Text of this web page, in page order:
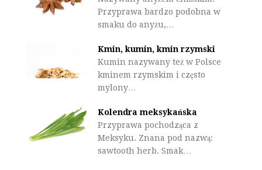
Przyprawa bardzo podobna w
smaku do anyżu,…
Kmin, kumin, kmin rzymski
Kumin nazywany też w Polsce
kminem rzymskim i często
mylony…
Kolendra meksykańska
Przyprawa pochodząca z
Meksyku. Znana pod nazwą:
sawtooth herb. Smak…